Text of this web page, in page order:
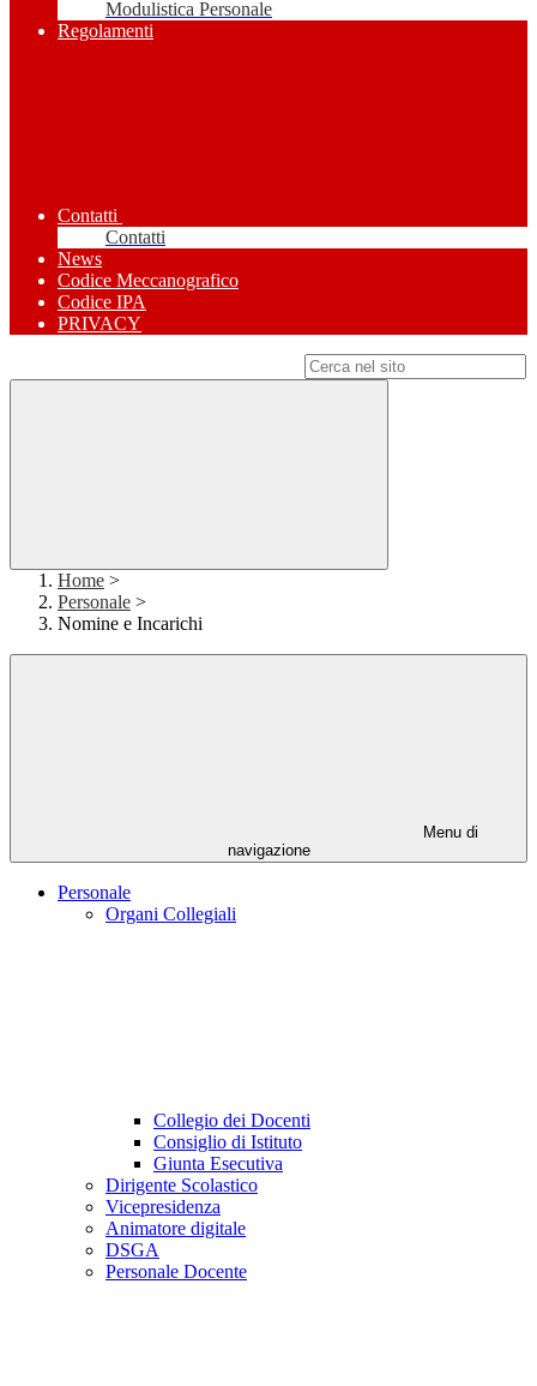
Modulistica Personale
Regolamenti
Contatti
Contatti
News
Codice Meccanografico
Codice IPA
PRIVACY
Home >
Personale >
Nomine e Incarichi
Menu di
navigazione
Personale
Organi Collegiali
Collegio dei Docenti
Consiglio di Istituto
Giunta Esecutiva
Dirigente Scolastico
Vicepresidenza
Animatore digitale
DSGA
Personale Docente